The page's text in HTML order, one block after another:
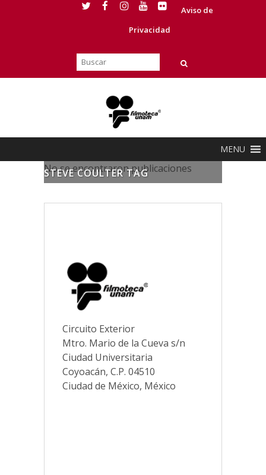
Aviso de
Privacidad
MENU
STEVE COULTER TAG
No se encontraron publicaciones
Circuito Exterior
Mtro. Mario de la Cueva s/n
Ciudad Universitaria
Coyoacán, C.P. 04510
Ciudad de México, México